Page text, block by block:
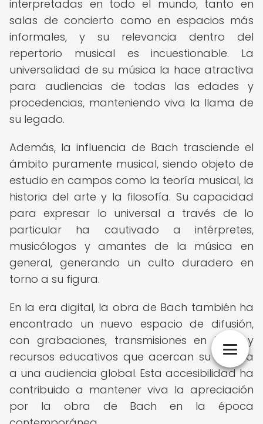
interpretadas en todo el mundo, tanto en
salas de concierto como en espacios más
informales, y su relevancia dentro del
repertorio musical es incuestionable. La
universalidad de su música la hace atractiva
para audiencias de todas las edades y
procedencias, manteniendo viva la llama de
su legado.
Además, la influencia de Bach trasciende el
ámbito puramente musical, siendo objeto de
estudio en campos como la teoría musical, la
historia del arte y la filosofía. Su capacidad
para expresar lo universal a través de lo
particular ha cautivado a intérpretes,
musicólogos y amantes de la música en
general, generando un culto duradero en
torno a su figura.
En la era digital, la obra de Bach también ha
encontrado un nuevo espacio de difusión,
con grabaciones, transmisiones en línea y
recursos educativos que acercan su música
a una audiencia global. Esta accesibilidad ha
contribuido a mantener viva la apreciación
por la obra de Bach en la época